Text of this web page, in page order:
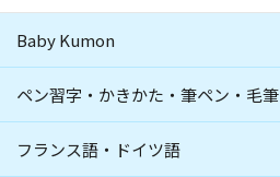
Baby Kumon
ペン習字・かきかた・筆ペン・毛筆
フランス語・ドイツ語